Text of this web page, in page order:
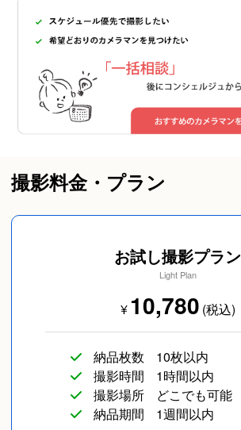
撮影料金・プラン
お試し撮影プラン
Light Plan
¥10,780 (税込)
納品枚数
10枚以内
撮影時間
1時間以内
撮影場所
どこでも可能
納品期間
1週間以内